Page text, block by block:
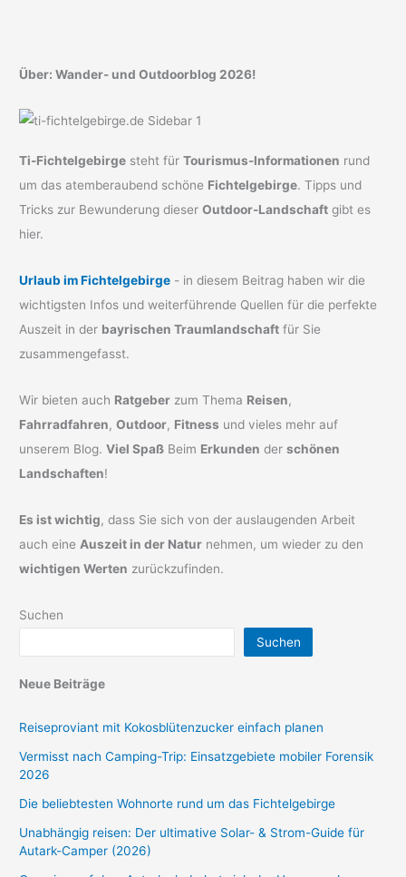
Über: Wander- und Outdoorblog 2026!
Ti-Fichtelgebirge steht fürTourismus-Informationen rund
um das atemberaubend schöne Fichtelgebirge. Tipps und
Tricks zur Bewunderung dieserOutdoor-Landschaft gibt es
hier.
Urlaub im Fichtelgebirge - in diesem Beitrag haben wir die
wichtigsten Infos und weiterführende Quellen für die perfekte
Auszeit in der bayrischen Traumlandschaft für Sie
zusammengefasst.
Wir bieten auch Ratgeber zum Thema Reisen,
Fahrradfahren,Outdoor, Fitness und vieles mehr auf
unserem Blog.Viel Spaß Beim Erkunden derschönen
Landschaften!
Es ist wichtig, dass Sie sich von der auslaugenden Arbeit
auch eine Auszeit in der Natur nehmen, um wieder zu den
wichtigen Werten zurückzufinden.
Suchen
Suchen
Neue Beiträge
Reiseproviant mit Kokosblütenzucker einfach planen
Vermisst nach Camping-Trip: Einsatzgebiete mobiler Forensik
2026
Die beliebtesten Wohnorte rund um das Fichtelgebirge
Unabhängig reisen: Der ultimative Solar- & Strom-Guide für
Autark-Camper (2026)